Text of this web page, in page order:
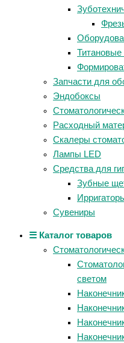
Титановые
Запчасти для
Эндобоксы
Расходный
Скалеры
Лампы LED
Средства для
Зубные
Сувениры
☰ Каталог товаров
светом